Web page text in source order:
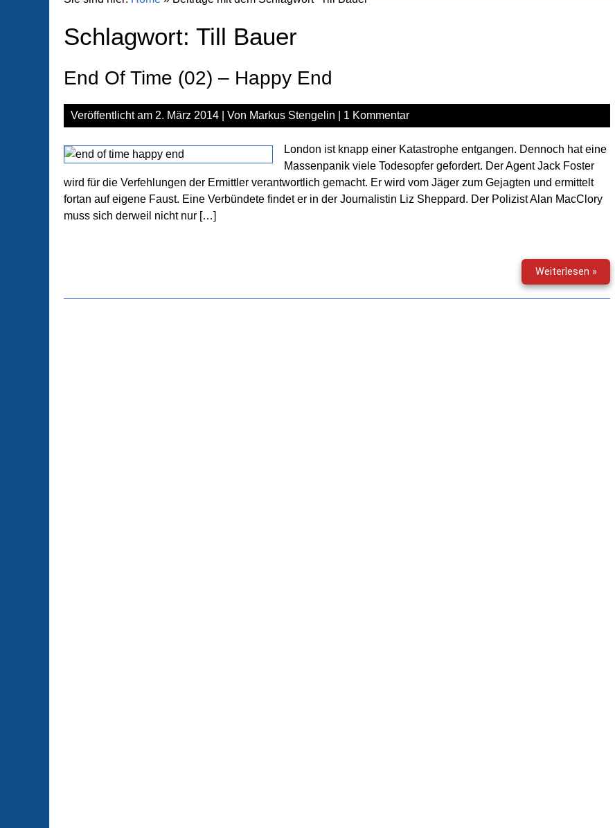
Schlagwort: Till Bauer
End Of Time (02) – Happy End
Veröffentlicht am 2. März 2014 | Von Markus Stengelin 1 Kommentar
London ist knapp einer Katastrophe entgangen. Dennoch hat eine
Massenpanik viele Todesopfer gefordert. Der Agent Jack Foster
wird für die Verfehlungen der Ermittler verantwortlich gemacht. Er wird vom Jäger zum Gejagten und ermittelt
fortan auf eigene Faust. Eine Verbündete findet er in der Journalistin Liz Sheppard. Der Polizist Alan MacClory
muss sich derweil nicht nur […]
Weiterlesen »End
Of
Time